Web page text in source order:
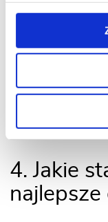
się na
pojawiają się po
Przeczytaj
i kiedy wybrać
4. Jakie
najlepsze